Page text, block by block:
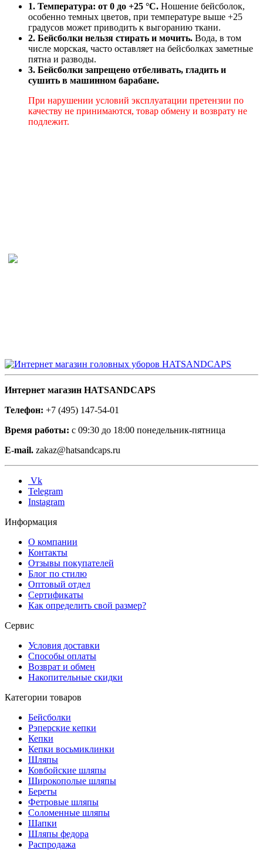
1. Температура: от 0 до +25 °C. Ношение бейсболок,
особенно темных цветов, при температуре выше +25
градусов может приводить к выгоранию ткани.
2. Бейсболки нельзя стирать и мочить. Вода, в том
числе морская, часто оставляет на бейсболках заметные
пятна и разводы.
3. Бейсболки запрещено отбеливать, гладить и
сушить в машинном барабане.
При нарушении условий эксплуатации претензии по
качеству не принимаются, товар обмену и возврату не
подлежит.
Интернет магазин HATSANDCAPS
Телефон: +7 (495) 147-54-01
Время работы: с 09:30 до 18:00 понедельник-пятница
E-mail. zakaz@hatsandcaps.ru
Vk
Telegram
Instagram
Информация
О компании
Контакты
Отзывы покупателей
Блог по стилю
Оптовый отдел
Сертификаты
Как определить свой размер?
Сервис
Условия доставки
Способы оплаты
Возврат и обмен
Накопительные скидки
Категории товаров
Бейсболки
Рэперские кепки
Кепки
Кепки восьмиклинки
Шляпы
Ковбойские шляпы
Широкополые шляпы
Береты
Фетровые шляпы
Соломенные шляпы
Шапки
Шляпы федора
Распродажа